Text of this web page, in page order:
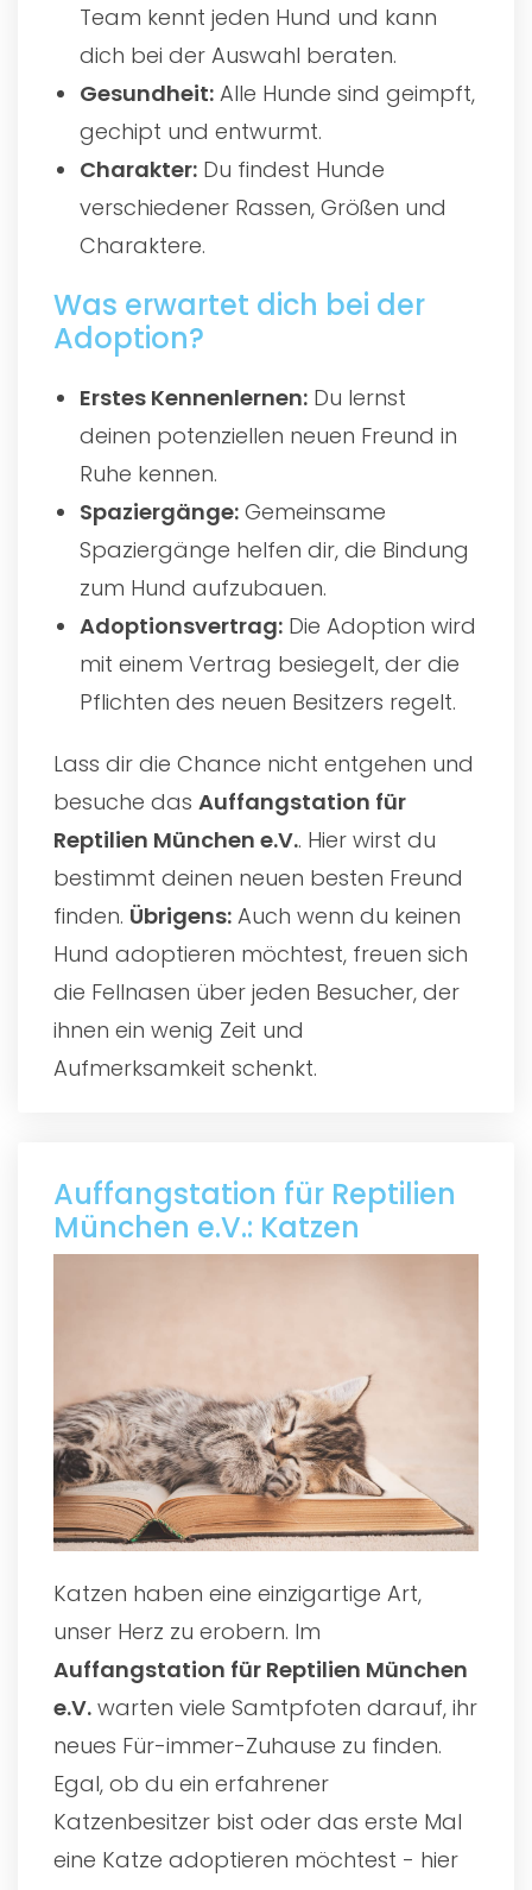
Team kennt jeden Hund und kann
dich bei der Auswahl beraten.
Gesundheit: Alle Hunde sind geimpft,
gechipt und entwurmt.
Charakter: Du findest Hunde
verschiedener Rassen, Größen und
Charaktere.
Was erwartet dich bei der
Adoption?
Erstes Kennenlernen: Du lernst
deinen potenziellen neuen Freund in
Ruhe kennen.
Spaziergänge: Gemeinsame
Spaziergänge helfen dir, die Bindung
zum Hund aufzubauen.
Adoptionsvertrag: Die Adoption wird
mit einem Vertrag besiegelt, der die
Pflichten des neuen Besitzers regelt.
Lass dir die Chance nicht entgehen und
besuche das Auffangstation für
Reptilien München e.V.. Hier wirst du
bestimmt deinen neuen besten Freund
finden. Übrigens: Auch wenn du keinen
Hund adoptieren möchtest, freuen sich
die Fellnasen über jeden Besucher, der
ihnen ein wenig Zeit und
Aufmerksamkeit schenkt.
Auffangstation für Reptilien
München e.V.: Katzen
Katzen haben eine einzigartige Art,
unser Herz zu erobern. Im
Auffangstation für Reptilien München
e.V. warten viele Samtpfoten darauf, ihr
neues Für-immer-Zuhause zu finden.
Egal, ob du ein erfahrener
Katzenbesitzer bist oder das erste Mal
eine Katze adoptieren möchtest - hier